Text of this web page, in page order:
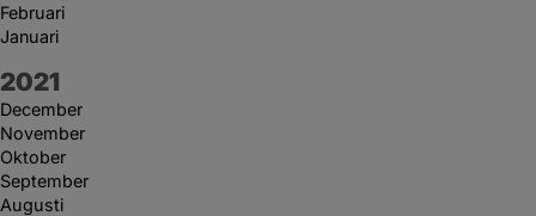
Februari
Januari
År:
2021
December
November
Oktober
September
Augusti